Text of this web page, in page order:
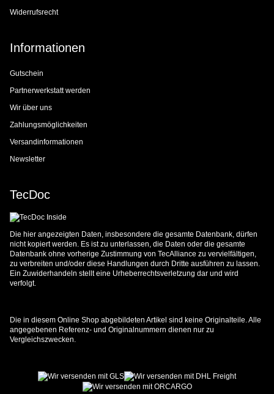
Widerrufsrecht
Informationen
Gutschein
Partnerwerkstatt werden
Wir über uns
Zahlungsmöglichkeiten
Versandinformationen
Newsletter
TecDoc
Die hier angezeigten Daten, insbesondere die gesamte Datenbank, dürfen
nicht kopiert werden. Es ist zu unterlassen, die Daten oder die gesamte
Datenbank ohne vorherige Zustimmung von TecAlliance zu vervielfältigen,
zu verbreiten und/oder diese Handlungen durch Dritte ausführen zu lassen.
Ein Zuwiderhandeln stellt eine Urheberrechtsverletzung dar und wird
verfolgt.
Die in diesem Online Shop abgebildeten Artikel sind keine Originalteile. Alle
angegebenen Referenz- und Originalnummern dienen nur zu
Vergleichszwecken.